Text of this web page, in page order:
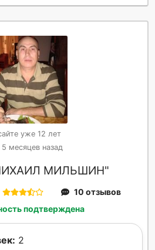
уже 12 лет
месяцев назад
МИЛЬШИН"
10 отзывов
подтверждена
2